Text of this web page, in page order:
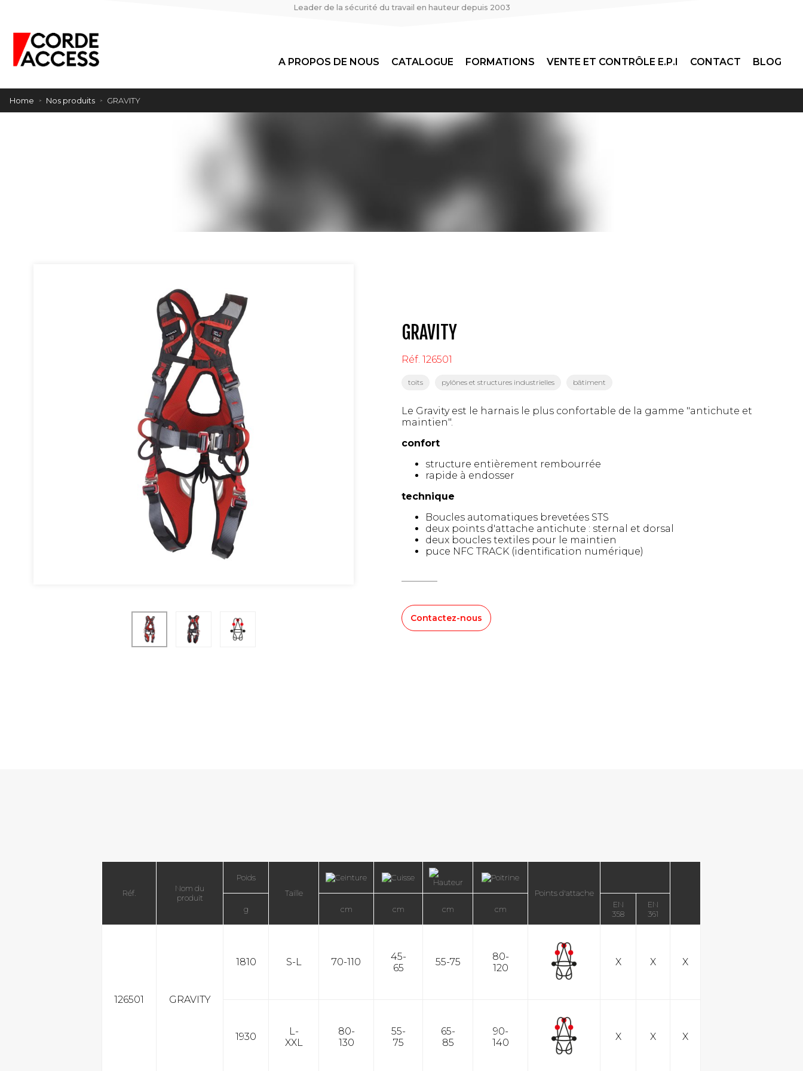
Leader de la sécurité du travail en hauteur depuis 2003
A PROPOS DE NOUS CATALOGUE FORMATIONS VENTE ET CONTRÔLE E.P.I CONTACT BLOG
Home Nos produits GRAVITY
GRAVITY
Réf. 126501
toits pylônes et structures industrielles bâtiment
Le Gravity est le harnais le plus confortable de la gamme "antichute et
maintien".
confort
structure entièrement rembourrée
rapide à endosser
technique
Boucles automatiques brevetées STS
deux points d'attache antichute : sternal et dorsal
deux boucles textiles pour le maintien
puce NFC TRACK (identification numérique)
Contactez-nous
Réf.
Nom du
produit
Poids
Taille
Points d'attache
g
cm cm cm cm
EN
358
EN
361
126501 GRAVITY
1810 S-L 70-110
45-
65
55-75
80-
120
X X X
1930
L-
XXL
80-
130
55-
75
65-
85
90-
140
X X X